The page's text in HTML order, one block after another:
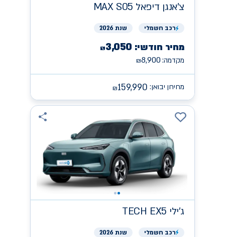
צ'אנגן MAX S05 דיפאל
רכב חשמלי שנת 2026
מחיר חודשי: ₪3,050
מקדמה: ₪8,900
מחירון יבואן: ₪159,990
ג'ילי TECH EX5
רכב חשמלי שנת 2026